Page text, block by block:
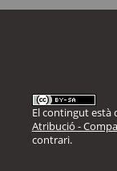
El contingut està
Atribució -
contrari.